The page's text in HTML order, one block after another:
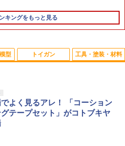
1/8 エレン・ジョー 華やぐ遊歩Ver.
ケール完成品フィギュア
シール 5枚セット（長方形/正方
キングをもっと見る
トミー(TAKARA TOMY) T-SPAR
ンスフォーマー ニューレジェンズ
サウンドウェーブ 可動フィギュア
型
SPIRITS(バンダイ スピリッツ)
SIS-J00 メルンジャ[カラーA] 色
みプラモデル
トイガン
ルイ(TOKYO MARUI) No.25 コル
バメント HG 18歳以上エアーHOP
ガン
工具・塗装・材料
ロックタイト) シールはがし
アム 220ml
よく見るアレ！ 「コーション
テープセット」がコトブキヤ